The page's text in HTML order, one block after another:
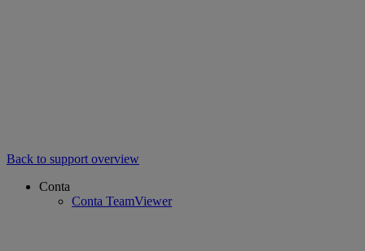
Back to support overview
Conta
Conta TeamViewer